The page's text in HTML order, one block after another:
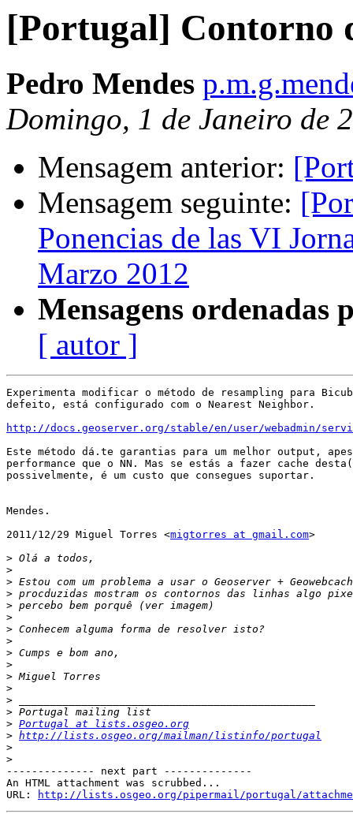
[Portugal] Contorno
Pedro Mendes
Domingo, 1 de Janeiro de
Mensagem anterior:
Mensagem seguinte:
Ponencias de las VI
Marzo 2012
Mensagens ordenadas
[ autor ]
Experimenta modificar o método de resampling para
defeito, está configurado com o Nearest Neighbor.
http://docs.geoserver.org/stable/en/user/webadmin/
Este método dá.te garantias para um melhor output,
performance que o NN. Mas se estás a fazer cache
possivelmente, é um custo que consegues suportar.
Mendes.
2011/12/29 Miguel Torres <migtorres at gmail.com>
>
>
>
>
>
>
>
>
>
>
>
>
>
>
> Portugal at lists.osgeo.org
> http://lists.osgeo.org/mailman/listinfo/portugal
>
>
-------------- next part --------------
An HTML attachment was scrubbed...
URL:
http://lists.osgeo.org/pipermail/portugal/